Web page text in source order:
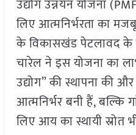
उद्योग उन्नयन योजना
लिए आत्मनिर्भरता का
के विकासखंड पेटलावद के
चारेल ने इस योजना का
उद्योग” की स्थापना
आत्मनिर्भर बनी हैं, बल्कि
लिए आय का स्थायी स्रोत